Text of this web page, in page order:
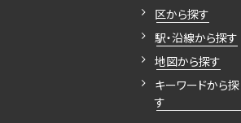
区から探す
駅・沿線から探す
地図から探す
キーワードから探
す